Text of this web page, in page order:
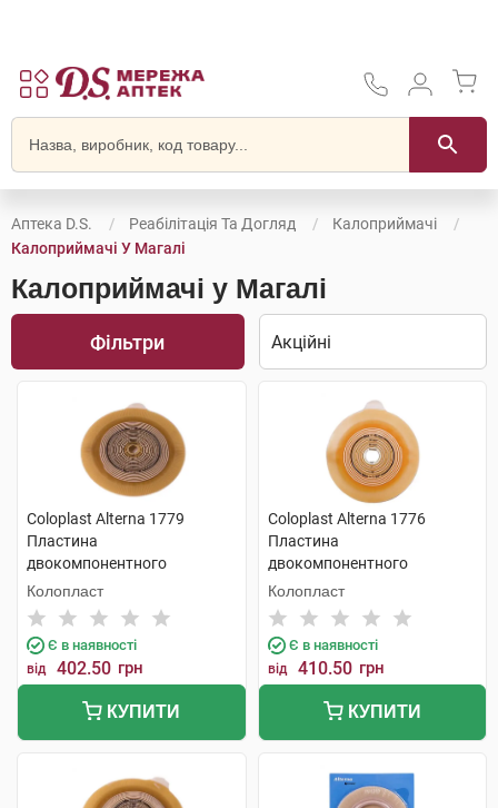
Аптека D.S. Реабілітація Та Догляд
Калоприймачі
Калоприймачі У Магалі
Калоприймачі у Магалі
Фільтри
Coloplast Alterna 1779
Пластина
двокомпонентного
калоприймача фланець-60
мм 10x55 мм 5 шт
Колопласт
Є в наявності
від 402.50 грн
КУПИТИ
Coloplast Alterna 1776
Пластина
двокомпонентного
калоприймача франець-50
мм 10-45 мм 5 шт
Колопласт
Є в наявності
від 410.50 грн
КУПИТИ